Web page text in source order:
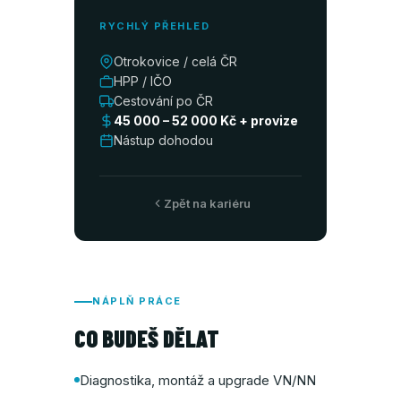
NÁPLŇ PRÁCE
CO BUDEŠ DĚLAT
Diagnostika, montáž a upgrade VN/NN
RYCHLÝ PŘEHLED
Otrokovice / celá ČR
HPP / IČO
Cestování po ČR
45 000 – 52 000 Kč + provize
Nástup dohodou
Zpět na kariéru